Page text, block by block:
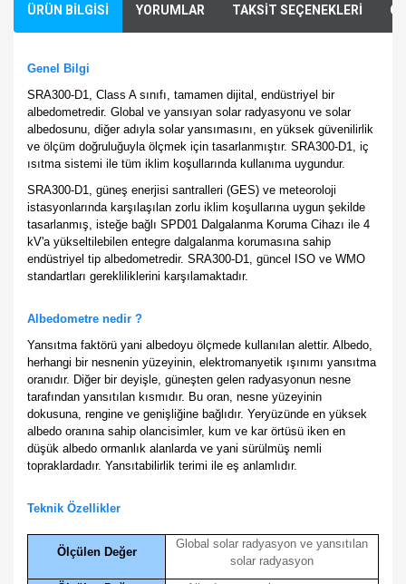
ÜRÜN BİLGİSİ YORUMLAR TAKSİT SEÇENEKLERİ
Genel Bilgi
SRA300-D1, Class A sınıfı, tamamen dijital, endüstriyel bir
albedometredir. Global ve yansıyan solar radyasyonu ve solar
albedosunu, diğer adıyla solar yansımasını, en yüksek güvenilirlik
ve ölçüm doğruluğuyla ölçmek için tasarlanmıştır. SRA300-D1, iç
ısıtma sistemi ile tüm iklim koşullarında kullanıma uygundur.
SRA300-D1, güneş enerjisi santralleri (GES) ve meteoroloji
istasyonlarında karşılaşılan zorlu iklim koşullarına uygun şekilde
tasarlanmış, isteğe bağlı SPD01 Dalgalanma Koruma Cihazı ile 4
kV'a yükseltilebilen entegre dalgalanma korumasına sahip
endüstriyel tip albedometredir. SRA300-D1, güncel ISO ve WMO
standartları gerekliliklerini karşılamaktadır.
Albedometre nedir ?
Yansıtma faktörü yani albedoyu ölçmede kullanılan alettir. Albedo,
herhangi bir nesnenin yüzeyinin, elektromanyetik ışınımı yansıtma
oranıdır. Diğer bir deyişle, güneşten gelen radyasyonun nesne
tarafından yansıtılan kısmıdır. Bu oran, nesne yüzeyinin
dokusuna, rengine ve genişliğine bağlıdır. Yeryüzünde en yüksek
albedo oranına sahip olancisimler, kum ve kar örtüsü iken en
düşük albedo ormanlık alanlarda ve yani sürülmüş nemli
topraklardadır. Yansıtabilirlik terimi ile eş anlamlıdır.
Teknik Özellikler
Ölçülen Değer
Global solar radyasyon ve yansıtılan
solar radyasyon